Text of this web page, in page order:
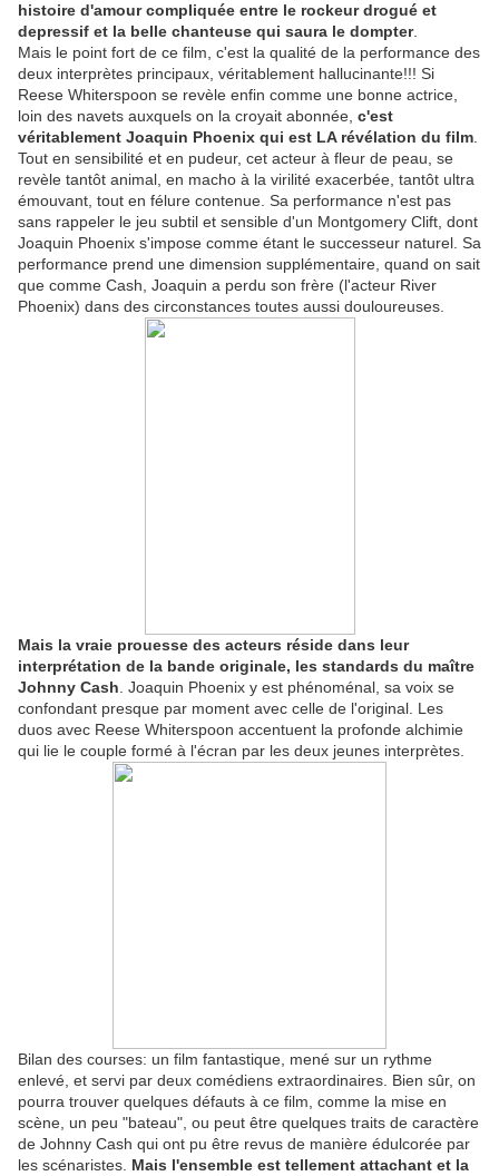
histoire d'amour compliquée entre le rockeur drogué et
depressif et la belle chanteuse qui saura le dompter.
Mais le point fort de ce film, c'est la qualité de la performance des
deux interprètes principaux, véritablement hallucinante!!! Si
Reese Whiterspoon se revèle enfin comme une bonne actrice,
loin des navets auxquels on la croyait abonnée, c'est
véritablement Joaquin Phoenix qui est LA révélation du film
Tout en sensibilité et en pudeur, cet acteur à fleur de peau, se
revèle tantôt animal, en macho à la virilité exacerbée, tantôt ultra
émouvant, tout en félure contenue. Sa performance n'est pas
sans rappeler le jeu subtil et sensible d'un Montgomery Clift, dont
Joaquin Phoenix s'impose comme étant le successeur naturel. Sa
performance prend une dimension supplémentaire, quand on sait
que comme Cash, Joaquin a perdu son frère (l'acteur River
Phoenix) dans des circonstances toutes aussi douloureuses.
Mais la vraie prouesse des acteurs réside dans leur
interprétation de la bande originale, les standards du maître
Johnny Cash . Joaquin Phoenix y est phénoménal, sa voix se
confondant presque par moment avec celle de l'original. Les
duos avec Reese Whiterspoon accentuent la profonde alchimie
qui lie le couple formé à l'écran par les deux jeunes interprètes.
Bilan des courses: un film fantastique, mené sur un rythme
enlevé, et servi par deux comédiens extraordinaires. Bien sûr, on
pourra trouver quelques défauts à ce film, comme la mise en
scène, un peu "bateau", ou peut être quelques traits de caractère
de Johnny Cash qui ont pu être revus de manière édulcorée par
les scénaristes. Mais l'ensemble est tellement attachant et la